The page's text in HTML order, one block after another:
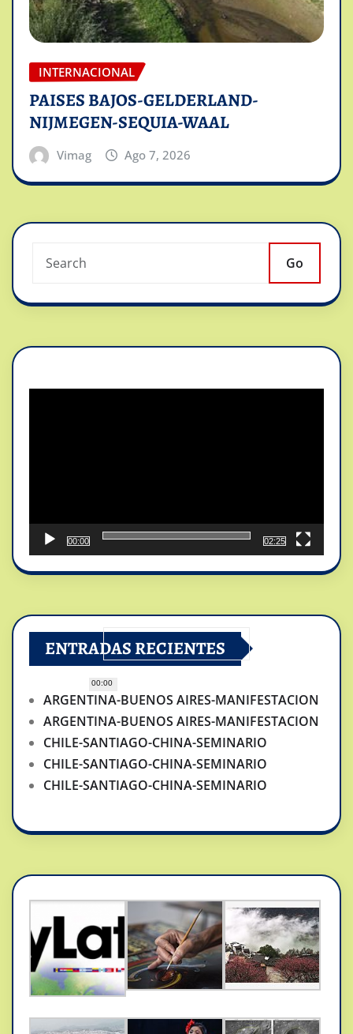
INTERNACIONAL
PAISES BAJOS-GELDERLAND-
NIJMEGEN-SEQUIA-WAAL
Vimag Ago 7, 2026
Go
00:00
00:00
02:25
ENTRADAS RECIENTES
ARGENTINA-BUENOS AIRES-MANIFESTACION
ARGENTINA-BUENOS AIRES-MANIFESTACION
CHILE-SANTIAGO-CHINA-SEMINARIO
CHILE-SANTIAGO-CHINA-SEMINARIO
CHILE-SANTIAGO-CHINA-SEMINARIO